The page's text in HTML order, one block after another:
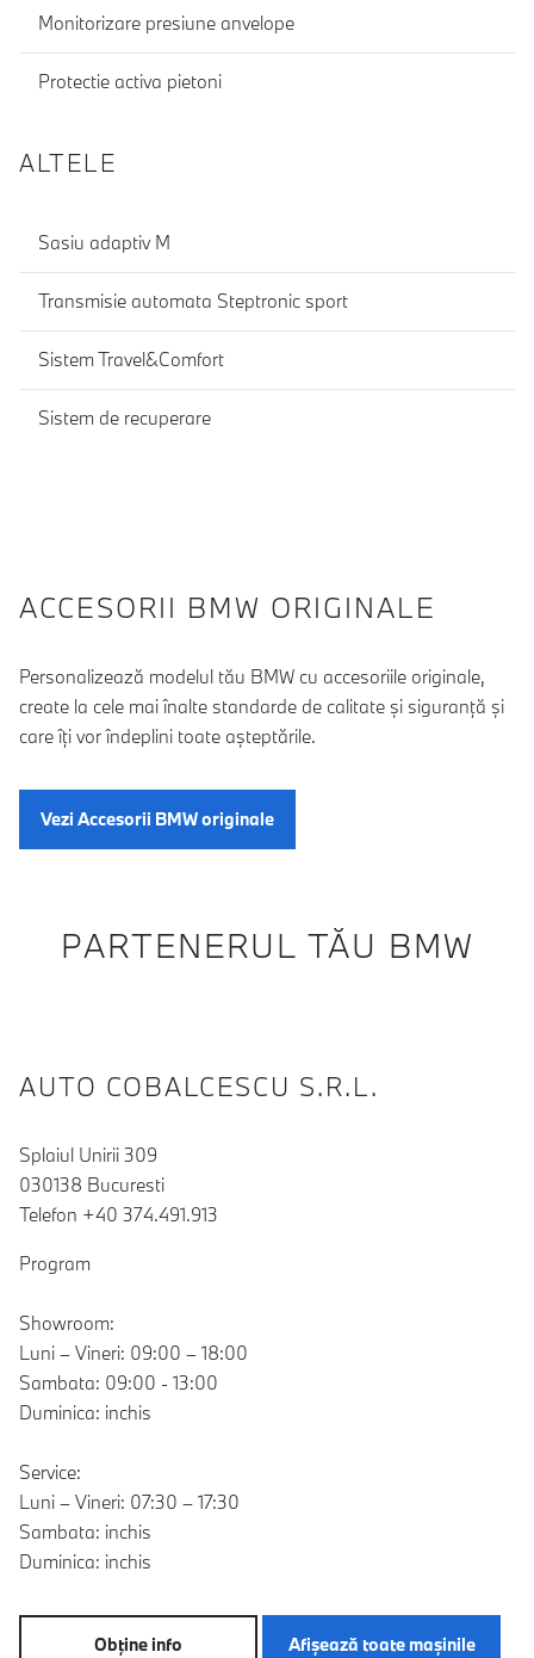
Monitorizare presiune anvelope
Protectie activa pietoni
ALTELE
Sasiu adaptiv M
Transmisie automata Steptronic sport
Sistem Travel&Comfort
Sistem de recuperare
ACCESORII BMW ORIGINALE
Personalizează modelul tău BMW cu accesoriile originale,
create la cele mai înalte standarde de calitate şi siguranţă şi
care îţi vor îndeplini toate aşteptările.
Vezi Accesorii BMW originale
PARTENERUL TĂU BMW
AUTO COBALCESCU S.R.L.
Splaiul Unirii 309
030138 Bucuresti
Telefon +40 374.491.913
Program
Showroom:
Luni – Vineri: 09:00 – 18:00
Sambata: 09:00 - 13:00
Duminica: inchis
Service:
Luni – Vineri: 07:30 – 17:30
Sambata: inchis
Duminica: inchis
Obţine info Afişează toate maşinile